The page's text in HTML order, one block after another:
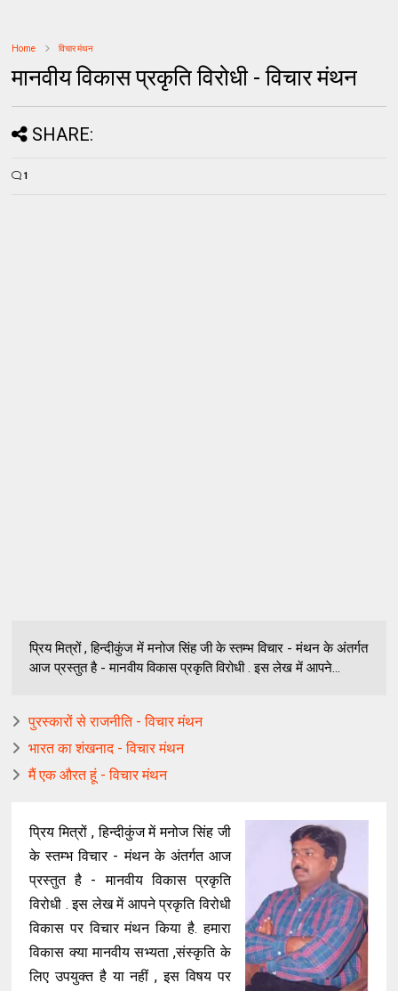
Home विचार मंथन
मानवीय विकास प्रकृति विरोधी - विचार मंथन
SHARE:
1
प्रिय मित्रों , हिन्दीकुंज में मनोज सिंह जी के स्तम्भ विचार - मंथन के अंतर्गत
आज प्रस्तुत है - मानवीय विकास प्रकृति विरोधी . इस लेख में आपने...
पुरस्कारों से राजनीति - विचार मंथन
भारत का शंखनाद - विचार मंथन
मैं एक औरत हूं - विचार मंथन
प्रिय मित्रों , हिन्दीकुंज में मनोज सिंह जी
के स्तम्भ विचार - मंथन के अंतर्गत आज
प्रस्तुत है - मानवीय विकास प्रकृति
विरोधी . इस लेख में आपने प्रकृति विरोधी
विकास पर विचार मंथन किया है. हमारा
विकास क्या मानवीय सभ्यता ,संस्कृति के
लिए उपयुक्त है या नहीं , इस विषय पर